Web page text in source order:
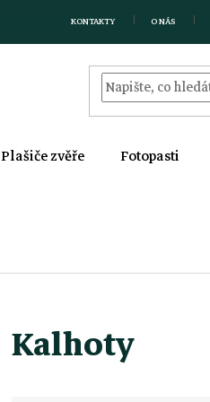
KONTAKTY O NÁS
Plašiče zvěře Fotopasti
Kalhoty